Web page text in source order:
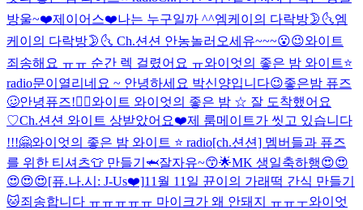
방울~❤️제이어스❤️나는 누구일까 ^^엠케이의 다락방🌛🌜엠
케이의 다락방🌛🌜 Ch.션션 안농놀러오세유~~~😮😉와이트
죄송해요 ㅠㅠ 순간 렉 걸렸어요 ㅠ와이엇의 좋은 밤 와이트⭐️
radio문이열리네요 ~ 안녕하세요 박신양입니다😉좋은밤 퓨즈
🥴안녕퓨즈!👍🏻와이트 와이엇의 좋은 밤 ☆ 잘 도착했어요
♡Ch.션션 와이트 상받았어요❤️제 룸메이트가 씻고 있습니다
!!!🤗와이엇의 좋은 밤 와이트 ⭐️ radio[ch.션션] 멤버들과 퓨즈
를 위한 티셔츠👕 만들기🦈잘자유~😙🌟MK 생일축하행😍😍
😍😍😍[퓨.나.시: J-Us❤️]11월 11일 뀬이의 가래떡 간식 만들기
🐱죄송합니다 ㅠㅠㅠㅠㅠ 마이크가 왜 안돼지 ㅠㅠㅜ와이엇